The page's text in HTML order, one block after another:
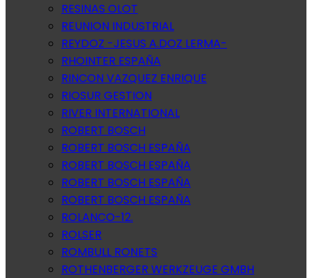
RESINAS OLOT
REUNION INDUSTRIAL
REYDOZ -JESUS A.DOZ LERMA-
RHOINTER ESPAÑA
RINCON VAZQUEZ ENRIQUE
RIOSUR GESTION
RIVER INTERNATIONAL
ROBERT BOSCH
ROBERT BOSCH ESPAÑA
ROBERT BOSCH ESPAÑA
ROBERT BOSCH ESPAÑA
ROBERT BOSCH ESPAÑA
ROLANCO-12.
ROLSER
ROMBULL RONETS
ROTHENBERGER WERKZEUGE GMBH